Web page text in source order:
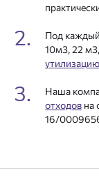
2.
Под
10м3, 22
утилизацию
3. Наша
отходов на
16/